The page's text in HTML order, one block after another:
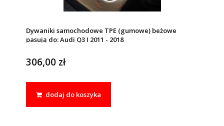
Dywaniki samochodowe TPE (gumowe) beżowe
pasują do: Audi Q3 I 2011 - 2018
306,00 zł
dodaj do koszyka